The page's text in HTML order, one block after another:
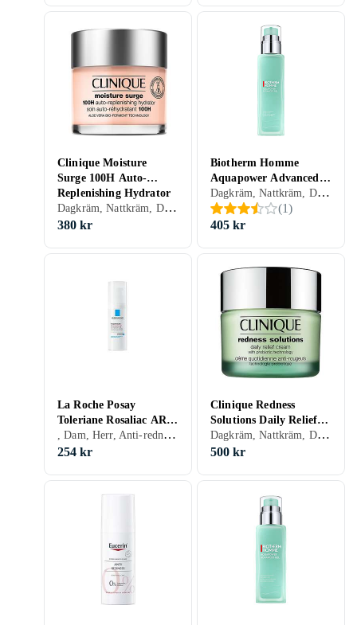
Clinique Moisture
Surge 100H Auto-
Replenishing Hydrator
75ml
Dagkräm, Nattkräm, Dam, Uppfriskande/Kylande, Återfuktande, Lyster, Antioxidant, Närande, Oljefri, Lugnande, Normal, Blandad, Torr, Fet, Alla, Känslig
380 kr
Biotherm Homme
Aquapower Advanced
Gel 100ml
Dagkräm, Nattkräm, Dam, Herr, Anti-blemish, Uppfriskande/Kylande, Återfuktande, Antioxidant, Regenererande, Närande, Oljefri, Normal, Blandad, Torr, Alla, Känslig, Mogen
(1)
405 kr
La Roche Posay
Toleriane Rosaliac AR
Concentrate 40ml
, Dam, Herr, Anti-redness, Uppfriskande/Kylande, Återfuktande, Lugnande, Torr
254 kr
Clinique Redness
Solutions Daily Relief
Cream 50ml
Dagkräm, Nattkräm, Dam, Herr, Anti-redness, Uppfriskande/Kylande, Återfuktande, Oljefri, Lugnande, Normal, Torr, Alla, Känslig
500 kr